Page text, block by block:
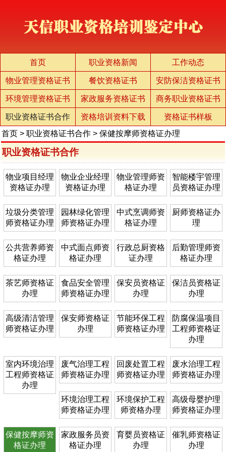
首页 职业资格新闻 工作动态
物业管理资格证书 餐饮资格证书 安防保洁资格证书
环境管理资格证书 家政服务资格证书 商务职业资格证书
职业资格证书合作 资格培训资料下载
资格证书样板
首页 > 职业资格证书合作 > 保健按摩师资格证办理
职业资格证书合作
物业项目经理
资格证办理
物业企业经理
资格证办理
物业管理师资
格证办理
智能楼宇管理
员资格证办理
垃圾分类管理
师资格证办理
园林绿化管理
师资格证办理
中式烹调师资
格证办理
厨师资格证办
理
公共营养师资
格证办理
中式面点师资
格证办理
行政总厨资格
证办理
后勤管理师资
格证办理
茶艺师资格证
办理
食品安全管理
师资格证办理
保安员资格证
办理
保洁员资格证
办理
高级清洁管理
师资格证办理
保安师资格证
办理
节能环保工程
师资格证办理
防腐保温项目
工程师资格证
办理
室内环境治理
工程师资格证
办理
废气治理工程
师资格证办理
回废处置工程
师资格证办理
废水治理工程
师资格证办理
环境治理工程
师资格证办理
环境保护工程
师资格办理
高级母婴护理
师资格证办理
保健按摩师资
格证办理
家政服务员资
格证办理
育婴员资格证
办理
催乳师资格证
办理